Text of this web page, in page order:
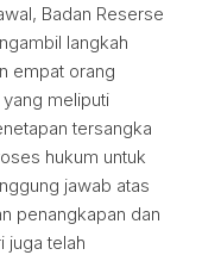
Badan Reserse
langkah
empat orang
yang meliputi
tersangka
hukum untuk
jawab atas
penangkapan dan
juga telah